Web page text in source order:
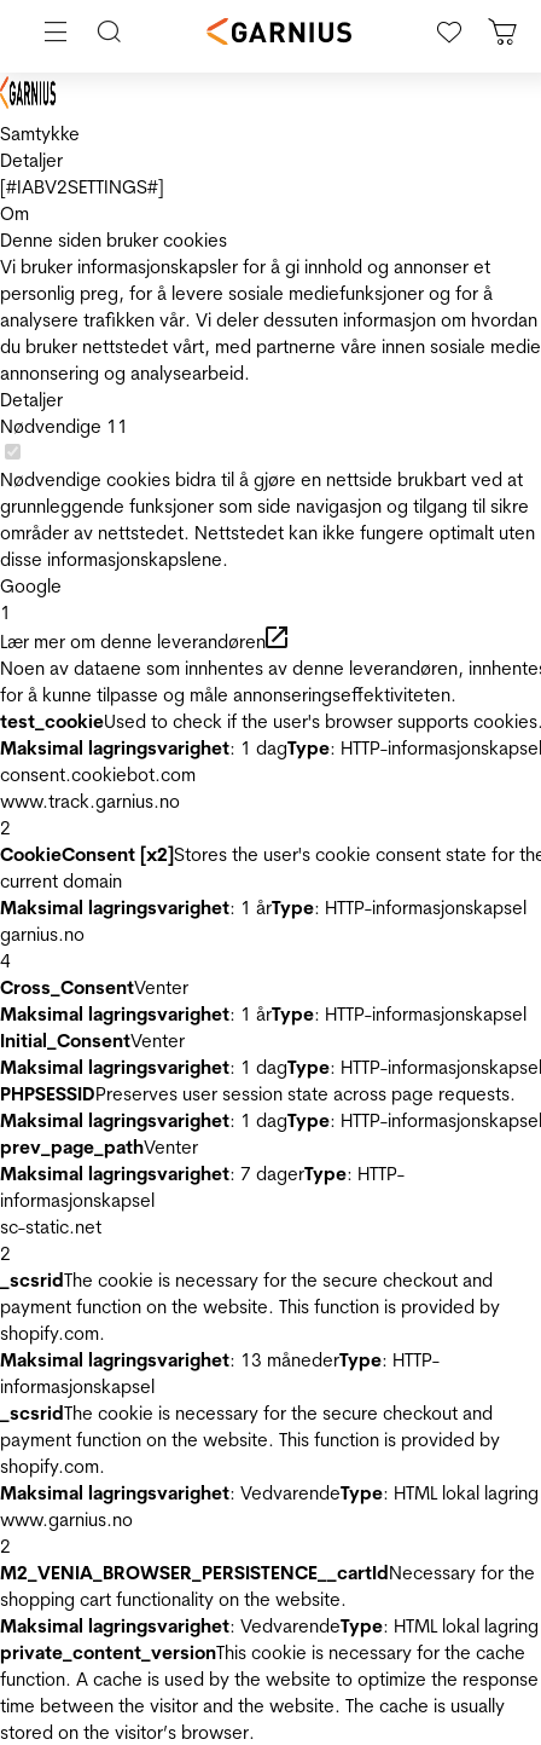
Samtykke
Detaljer
[#IABV2SETTINGS#]
Om
Denne siden bruker cookies
Vi bruker informasjonskapsler for å gi innhold og annonser et
personlig preg, for å levere sosiale mediefunksjoner og for å
analysere trafikken vår. Vi deler dessuten informasjon om hvordan
du bruker nettstedet vårt, med partnerne våre innen sosiale
annonsering og analysearbeid.
Detaljer
Nødvendige 11
Nødvendige cookies bidra til å gjøre en nettside brukbart ved at
grunnleggende funksjoner som side navigasjon og tilgang til sikre
områder av nettstedet. Nettstedet kan ikke fungere optimalt uten
disse informasjonskapslene.
Google
1
Lær mer om denne leverandøren
Noen av dataene som innhentes av denne leverandøren,
for å kunne tilpasse og måle annonseringseffektiviteten.
test_cookieUsed to check if the user's browser supports
Maksimal lagringsvarighet: 1 dagType: HTTP-informasjonskapsel
consent.cookiebot.com
www.track.garnius.no
2
CookieConsent [x2]Stores the user's cookie consent state for
current domain
Maksimal lagringsvarighet: 1 årType: HTTP-informasjonskapsel
garnius.no
4
Cross_ConsentVenter
Maksimal lagringsvarighet: 1 årType: HTTP-informasjonskapsel
Initial_ConsentVenter
Maksimal lagringsvarighet: 1 dagType: HTTP-informasjonskapsel
PHPSESSIDPreserves user session state across page requests.
Maksimal lagringsvarighet: 1 dagType: HTTP-informasjonskapsel
prev_page_pathVenter
Maksimal lagringsvarighet: 7 dagerType: HTTP-
informasjonskapsel
sc-static.net
2
_scsridThe cookie is necessary for the secure checkout and
payment function on the website. This function is provided by
shopify.com.
Maksimal lagringsvarighet: 13 månederType: HTTP-
informasjonskapsel
_scsridThe cookie is necessary for the secure checkout and
payment function on the website. This function is provided by
shopify.com.
Maksimal lagringsvarighet: VedvarendeType: HTML lokal lagring
www.garnius.no
2
M2_VENIA_BROWSER_PERSISTENCE__cartIdNecessary for the
shopping cart functionality on the website.
Maksimal lagringsvarighet: VedvarendeType: HTML lokal lagring
private_content_versionThis cookie is necessary for the cache
function. A cache is used by the website to optimize the response
time between the visitor and the website. The cache is usually
stored on the visitor’s browser.